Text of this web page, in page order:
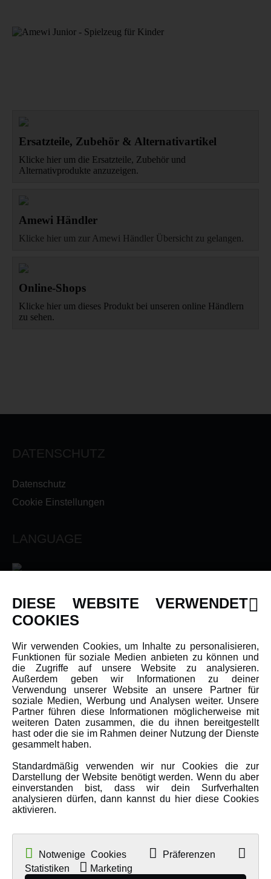
Ersatzteile, Zubehör & Alternativartikel
Klicke hier um die Ersatzteile, Zubehör und
Alternativprodukte anzuzeigen.
Amewi Händler
Klicke hier um zur Amewi Händler Übersicht zu gelangen.
Online-Shops
Klicke hier um dieses Produkt bei unseren online Händlern
zu sehen.
DATENSCHUTZ
Datenschutz
Cookie Einstellungen
LANGUAGE
INFORMATIONEN
Newsletter
Über uns
Karriere
Amewi Kataloge
MEHR VON AMEWI
AMXRacing - Qualitäts RC-Zubehör
Amewi Construction - Nutzfahrzeuge
Malinos - Die kreative Seite von Amewi
DIESE WEBSITE VERWENDET
COOKIES
Wir verwenden Cookies, um Inhalte zu personalisieren,
Funktionen für soziale Medien anbieten zu können und
die Zugriffe auf unsere Website zu analysieren.
Außerdem geben wir Informationen zu deiner
Verwendung unserer Website an unsere Partner für
soziale Medien, Werbung und Analysen weiter. Unsere
Partner führen diese Informationen möglicherweise mit
weiteren Daten zusammen, die du ihnen bereitgestellt
hast oder die sie im Rahmen deiner Nutzung der Dienste
gesammelt haben.
Standardmäßig verwenden wir nur Cookies die zur
Darstellung der Website benötigt werden. Wenn du aber
einverstanden bist, dass wir dein Surfverhalten
analysieren dürfen, dann kannst du hier diese Cookies
aktivieren.
Notwenige Cookies
Präferenzen
Statistiken
Marketing